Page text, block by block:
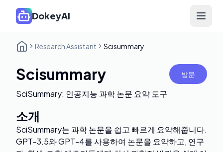
DokeyAI Open
Research Assistant Scisummary
Scisummary 방문
SciSummary: 인공지능 과학 논문 요약 도구
소개
SciSummary는 과학 논문을 쉽고 빠르게 요약해줍니다.
GPT-3.5와 GPT-4를 사용하여 논문을 요약하고, 연구